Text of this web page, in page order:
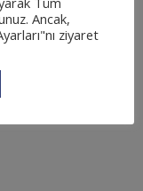
Ancak,
ziyaret